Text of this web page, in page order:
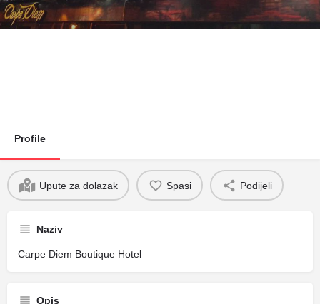
Profile
Upute za dolazak Spasi Podijeli
Naziv
Carpe Diem Boutique Hotel
Opis